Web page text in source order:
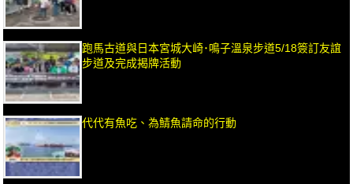
跑馬古道與日本宮城大崎･鳴子溫泉步道5/18簽訂友誼
步道及完成揭牌活動
代代有魚吃、為鯖魚請命的行動